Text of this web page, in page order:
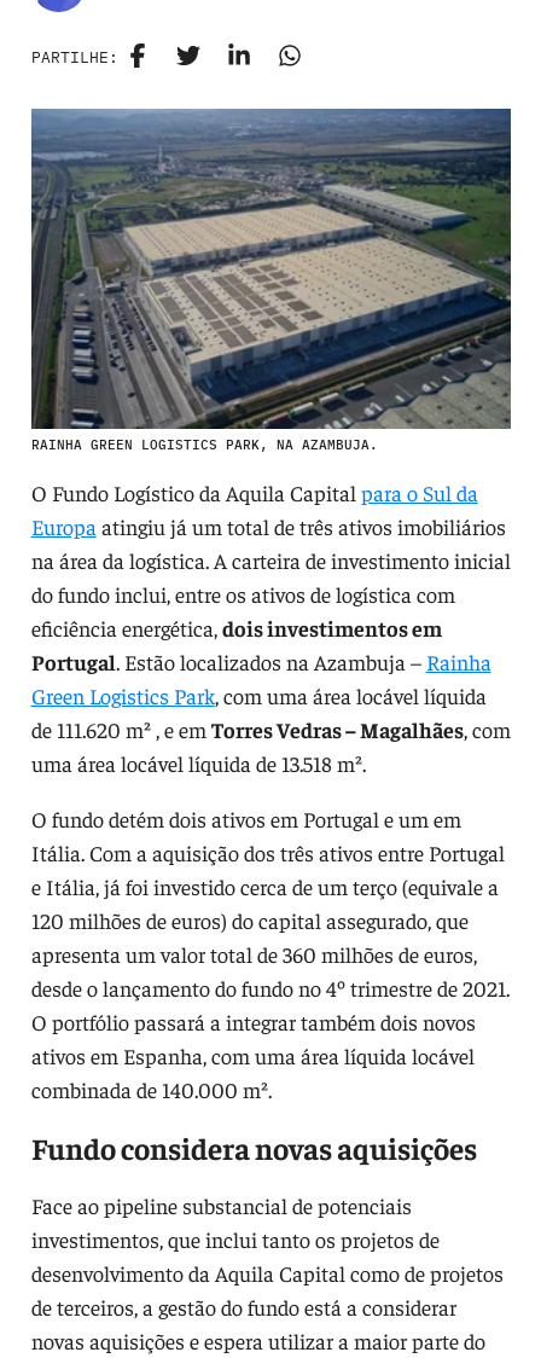
PARTILHE:
RAINHA GREEN LOGISTICS PARK, NA AZAMBUJA.
O Fundo Logístico da Aquila Capital para o Sul da
Europa atingiu já um total de três ativos imobiliários
na área da logística. A carteira de investimento inicial
do fundo inclui, entre os ativos de logística com
eficiência energética,dois investimentos em
Portugal. Estão localizados na Azambuja – Rainha
Green Logistics Park, com uma área locável líquida
de 111.620 m² , e em Torres Vedras – Magalhães, com
uma área locável líquida de 13.518 m².
O fundo detém dois ativos em Portugal e um em
Itália. Com a aquisição dos três ativos entre Portugal
e Itália, já foi investido cerca de um terço (equivale a
120 milhões de euros) do capital assegurado, que
apresenta um valor total de 360 milhões de euros,
desde o lançamento do fundo no 4º trimestre de 2021.
O portfólio passará a integrar também dois novos
ativos em Espanha, com uma área líquida locável
combinada de 140.000 m².
Fundo considera novas aquisições
Face ao pipeline substancial de potenciais
investimentos, que inclui tanto os projetos de
desenvolvimento da Aquila Capital como de projetos
de terceiros, a gestão do fundo está a considerar
novas aquisições e espera utilizar a maior parte do